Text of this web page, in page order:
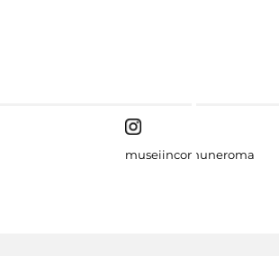
museiincomuneroma